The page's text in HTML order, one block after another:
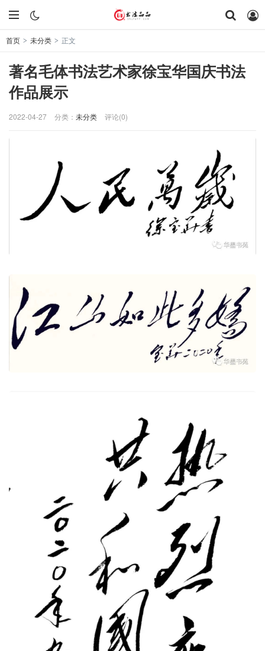
首页 > 未分类 > 正文
著名毛体书法艺术家徐宝华国庆书法
作品展示
2022-04-27 分类： 未分类 评论(0)